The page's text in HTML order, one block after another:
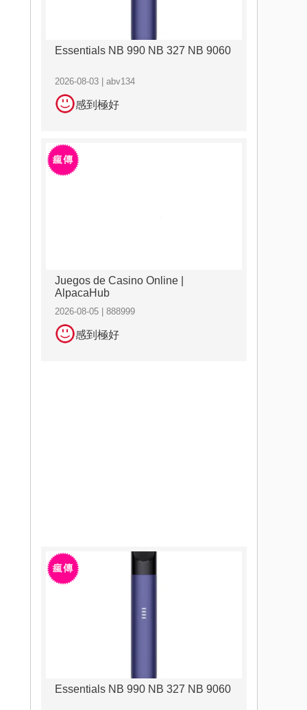
Essentials NB 990 NB 327 NB 9060
2026-08-03 | abv134
感到極好
Juegos de Casino Online |
AlpacaHub
2026-08-05 | 888999
感到極好
Essentials NB 990 NB 327 NB 9060